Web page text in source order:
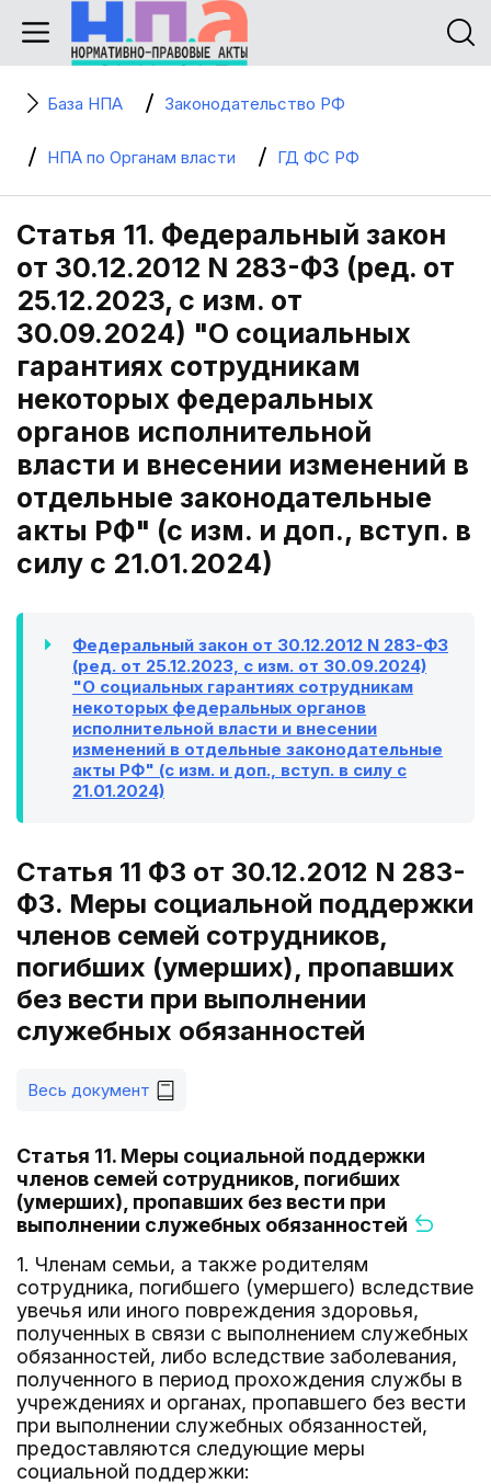
База НПА Законодательство РФ
НПА по Органам власти ГД ФС РФ
Статья 11. Федеральный закон
от 30.12.2012 N 283-ФЗ (ред. от
25.12.2023, с изм. от
30.09.2024) "О социальных
гарантиях сотрудникам
некоторых федеральных
органов исполнительной
власти и внесении изменений в
отдельные законодательные
акты РФ" (с изм. и доп., вступ. в
силу с 21.01.2024)
Федеральный закон от 30.12.2012 N 283-ФЗ
(ред. от 25.12.2023, с изм. от 30.09.2024)
"О социальных гарантиях сотрудникам
некоторых федеральных органов
исполнительной власти и внесении
изменений в отдельные законодательные
акты РФ" (с изм. и доп., вступ. в силу с
21.01.2024)
Статья 11 ФЗ от 30.12.2012 N 283-
ФЗ. Меры социальной поддержки
членов семей сотрудников,
погибших (умерших), пропавших
без вести при выполнении
служебных обязанностей
Весь документ
Статья 11. Меры социальной поддержки
членов семей сотрудников, погибших
(умерших), пропавших без вести при
выполнении служебных обязанностей
1. Членам семьи, а также родителям
сотрудника, погибшего (умершего) вследствие
увечья или иного повреждения здоровья,
полученных в связи с выполнением служебных
обязанностей, либо вследствие заболевания,
полученного в период прохождения службы в
учреждениях и органах, пропавшего без вести
при выполнении служебных обязанностей,
предоставляются следующие меры
социальной поддержки: